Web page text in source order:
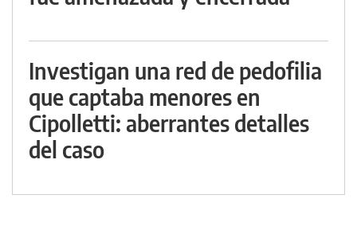
Investigan una red de pedofilia
que captaba menores en
Cipolletti: aberrantes detalles
del caso